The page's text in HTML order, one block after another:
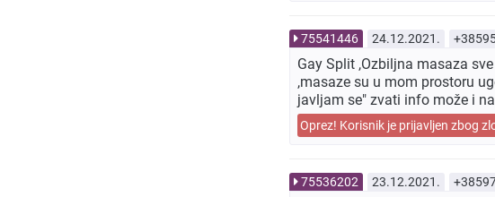
75541446 24.12.2021.
Gay Split ,Ozbiljna masaza
,masaze su u mom prostoru
javljam se" zvati info može i
Oprez! Korisnik je prijavljen zbog
75536202 23.12.2021.